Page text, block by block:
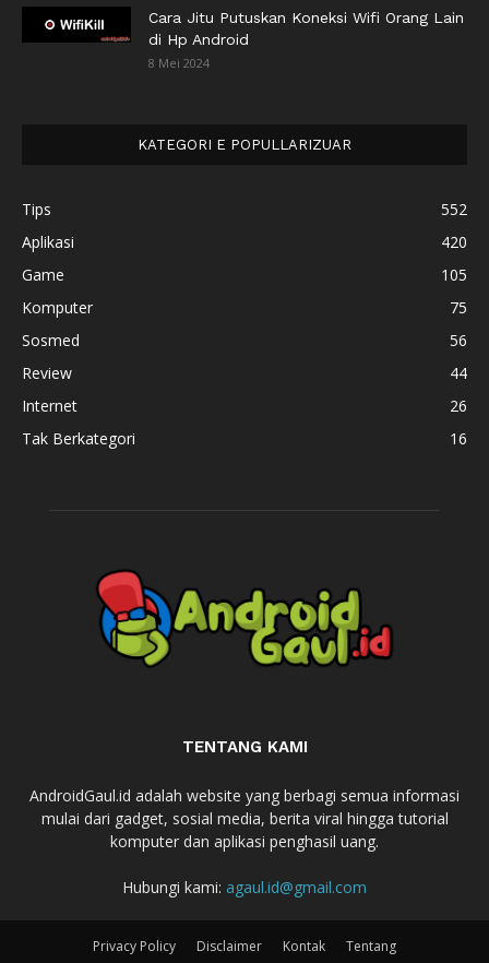
Cara Jitu Putuskan Koneksi Wifi Orang Lain
di Hp Android
8 Mei 2024
KATEGORI E POPULLARIZUAR
Tips
552
Aplikasi
420
Game
105
Komputer
75
Sosmed
56
Review
44
Internet
26
Tak Berkategori
16
TENTANG KAMI
AndroidGaul.id adalah website yang berbagi semua informasi
mulai dari gadget, sosial media, berita viral hingga tutorial
komputer dan aplikasi penghasil uang.
Hubungi kami: agaul.id@gmail.com
Privacy Policy Disclaimer Kontak Tentang